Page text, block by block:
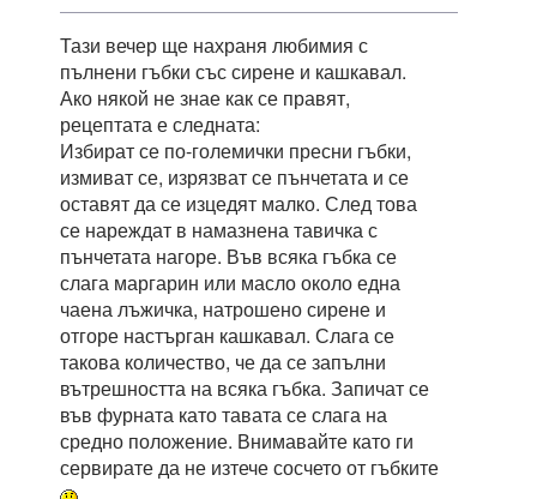
Тази вечер ще нахраня любимия с
пълнени гъбки със сирене и кашкавал.
Ако някой не знае как се правят,
рецептата е следната:
Избират се по-големички пресни гъбки,
измиват се, изрязват се пънчетата и се
оставят да се изцедят малко. След това
се нареждат в намазнена тавичка с
пънчетата нагоре. Във всяка гъбка се
слага маргарин или масло около една
чаена лъжичка, натрошено сирене и
отгоре настърган кашкавал. Слага се
такова количество, че да се запълни
вътрешността на всяка гъбка. Запичат се
във фурната като тавата се слага на
средно положение. Внимавайте като ги
сервирате да не изтече сосчето от гъбките